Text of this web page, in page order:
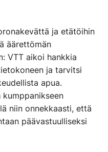
ja etätöihin
äärettömän
VTT aikoi hankkia
ja tarvitsi
apua.
kumppanikseen
niin onnekkaasti, että
päävastuulliseksi